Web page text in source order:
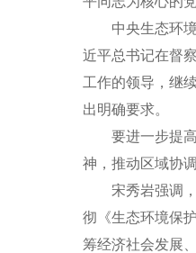
中央生态环
近平总书记在督
工作的领导，继
出明确要求。
要进一步提
神， 推动区域协
宋秀岩强调
彻《生态环境保
筹经济社会发展